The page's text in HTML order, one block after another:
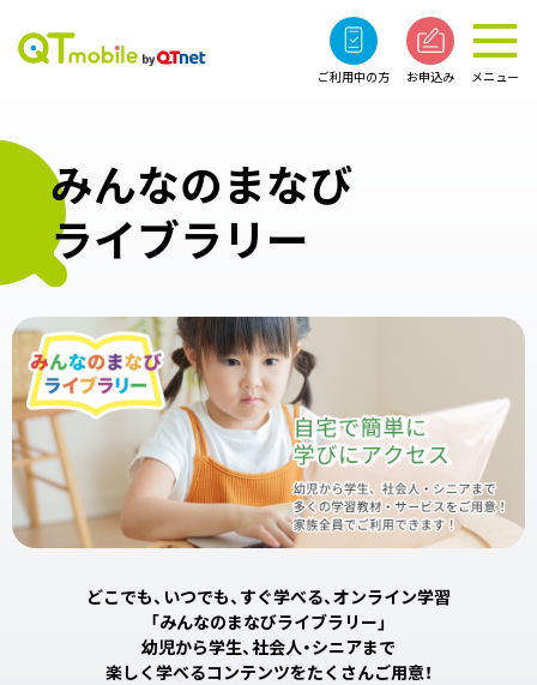
ご利用中の方 お申込み メニュー
みんなのまなび
ライブラリー
どこでも、いつでも、すぐ学べる、オンライン学習
「みんなのまなびライブラリー」
幼児から学生、社会人・シニアまで
楽しく学べるコンテンツをたくさんご用意！